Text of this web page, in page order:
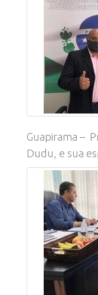
Guapirama –
Dudu, e sua